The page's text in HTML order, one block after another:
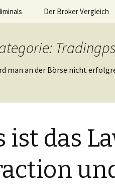
und Unterbewusstsein
Der Broker Vergleich
Ayondo Test –
Börsenhandel
Testbericht zum
Testbericht zum
Testberichte zu Online
Broker eToro Avatrade
Captrader DAB Bank
man an der Börse nicht
ist das